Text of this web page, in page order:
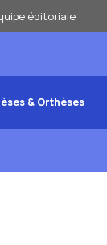
éditoriale
& Orthèses